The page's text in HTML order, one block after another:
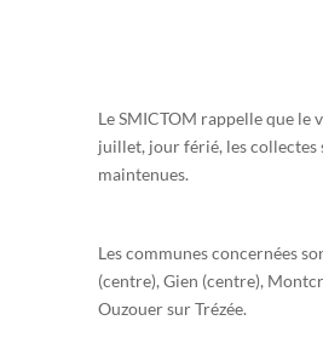
Le SMICTOM rappelle que le
juillet, jour férié, les collectes
maintenues.
Lescommunes concernées
(centre), Gien (centre),
Ouzouer sur Trézée.